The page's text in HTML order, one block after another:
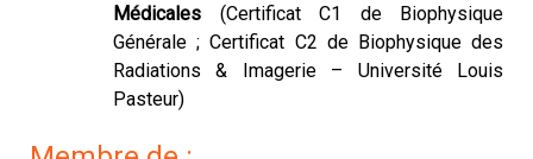
Médicales (Certificat C1 de Biophysique
Générale ; Certificat C2 de Biophysique des
Radiations & Imagerie – Université Louis
Pasteur)